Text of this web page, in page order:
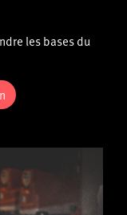
les bases du